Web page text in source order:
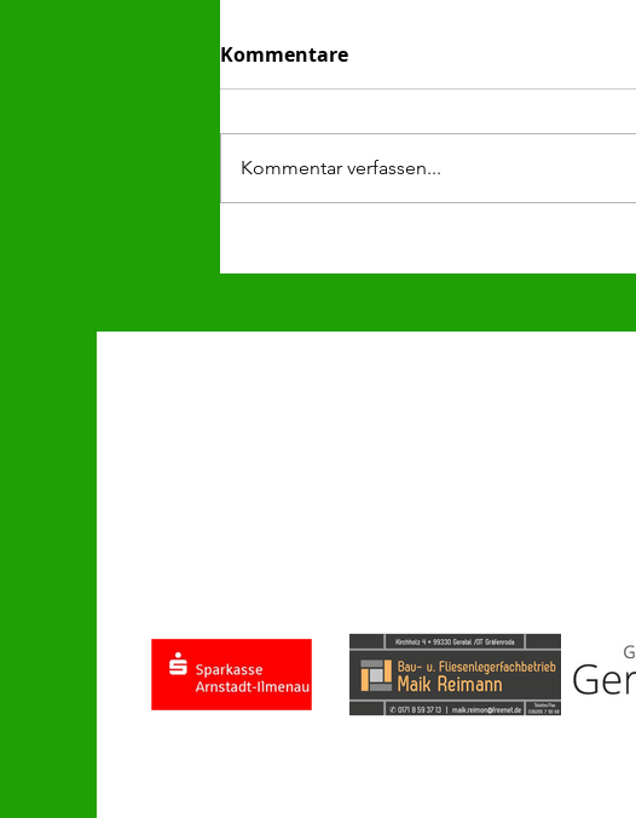
Stammtisch erfolgreich
Kommentare
Kommentar verfassen...